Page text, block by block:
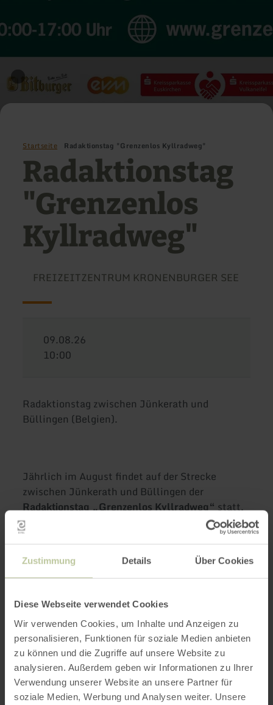
Zustimmung Details Über Cookies
Diese Webseite verwendet Cookies
Wir verwenden Cookies, um Inhalte und Anzeigen zu
personalisieren, Funktionen für soziale Medien anbieten
zu können und die Zugriffe auf unsere Website zu
analysieren. Außerdem geben wir Informationen zu Ihrer
Verwendung unserer Website an unsere Partner für
soziale Medien, Werbung und Analysen weiter. Unsere
Startseite Radaktionstag "Grenzenlos Kyllradweg"
Radaktionstag
"Grenzenlos
Kyllradweg"
FREIZEITZENTRUM KRONENBURGER SEE
09.08.26
10:00
Radaktionstag zwischen Jünkerath und
Büllingen (Belgien).
Jährlich im August findet auf der Strecke
zwischen Jünkerath und Büllingen der
Radaktionstag „Grenzenlos Kyllradweg“statt.
An den Aktionspunkten in Glaadt, Stadtkyll,
Kronenburg
und Büllingen
erwartet die Besucher ein vielfältiges Programm
für Groß und Klein. Die Gastgeber entlang der
Strecke freuen sich auf Ihren Besuch.
› Servicemobil von „projekt.bike inklusiv“
› Kreis Euskirchen - mobiles Gesundheitsamt
„Gunter“: alles rund um das Thema
gesundheitlicher Hitzeschutz mit Quiz